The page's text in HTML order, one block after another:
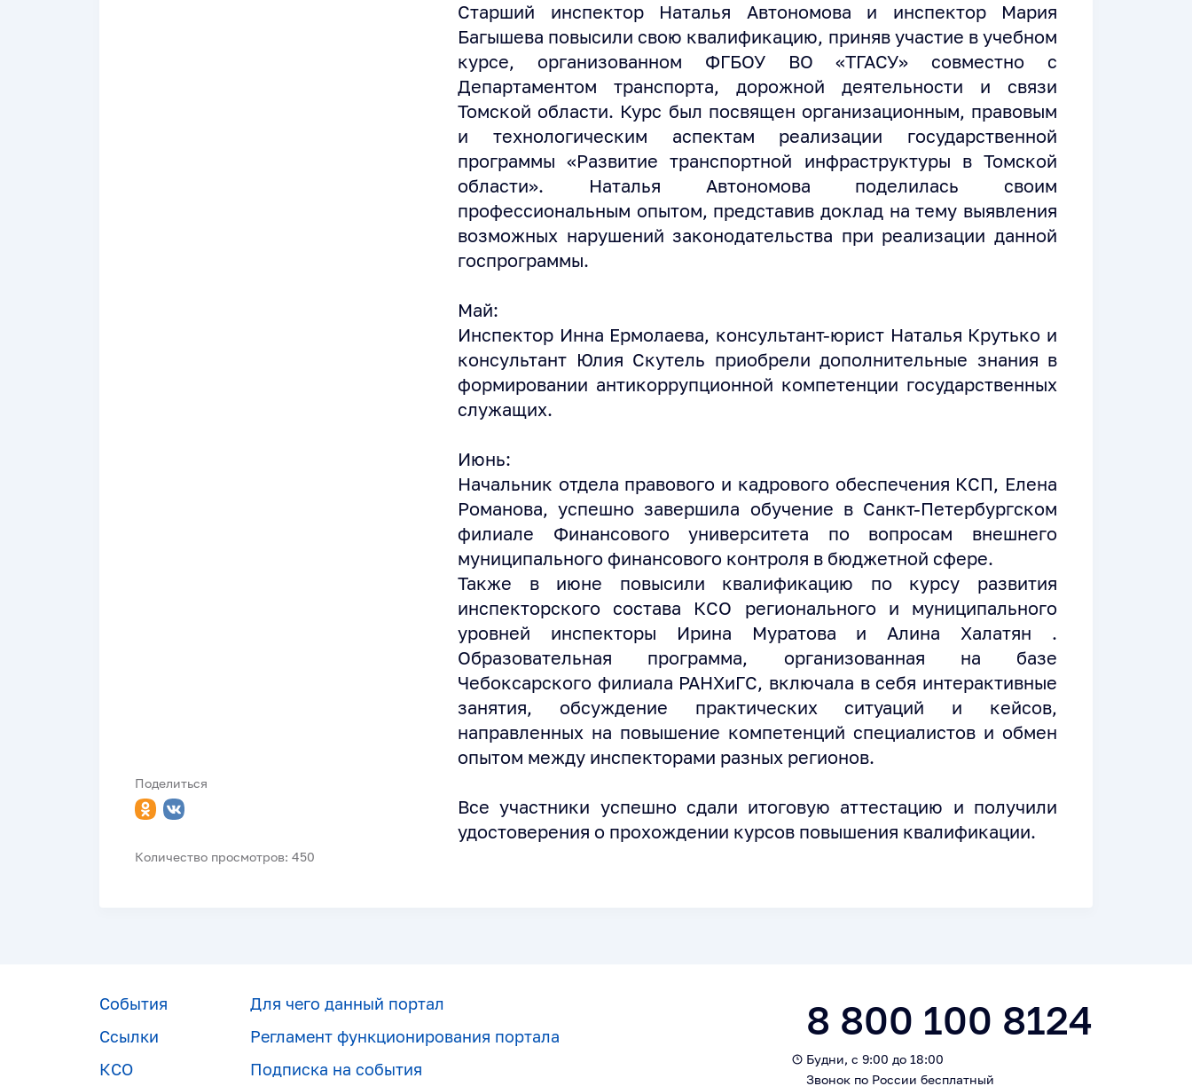
Поделиться
Количество просмотров: 450
Старший инспектор Наталья Автономова и инспектор Мария
Багышева повысили свою квалификацию, приняв участие в учебном
курсе, организованном ФГБОУ ВО «ТГАСУ» совместно с
Департаментом транспорта, дорожной деятельности и связи
Томской области. Курс был посвящен организационным, правовым
и технологическим аспектам реализации государственной
программы «Развитие транспортной инфраструктуры в Томской
области». Наталья Автономова поделилась своим
профессиональным опытом, представив доклад на тему выявления
возможных нарушений законодательства при реализации данной
госпрограммы.
Май:
Инспектор Инна Ермолаева, консультант-юрист Наталья Крутько и
консультант Юлия Скутель приобрели дополнительные знания в
формировании антикоррупционной компетенции государственных
служащих.
Июнь:
Начальник отдела правового и кадрового обеспечения КСП, Елена
Романова, успешно завершила обучение в Санкт-Петербургском
филиале Финансового университета по вопросам внешнего
муниципального финансового контроля в бюджетной сфере.
Также в июне повысили квалификацию по курсу развития
инспекторского состава КСО регионального и муниципального
уровней инспекторы Ирина Муратова и Алина Халатян .
Образовательная программа, организованная на базе
Чебоксарского филиала РАНХиГС, включала в себя интерактивные
занятия, обсуждение практических ситуаций и кейсов,
направленных на повышение компетенций специалистов и обмен
опытом между инспекторами разных регионов.
Все участники успешно сдали итоговую аттестацию и получили
удостоверения о прохождении курсов повышения квалификации.
События
Ссылки
КСО
Для чего данный портал
Регламент функционирования портала
Подписка на события
8 800 100 8124
Будни, с 9:00 до 18:00
Звонок по России бесплатный